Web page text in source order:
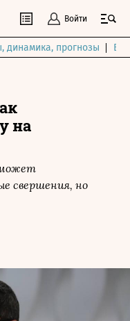
Войти
динамика, прогнозы
на
свершения, но